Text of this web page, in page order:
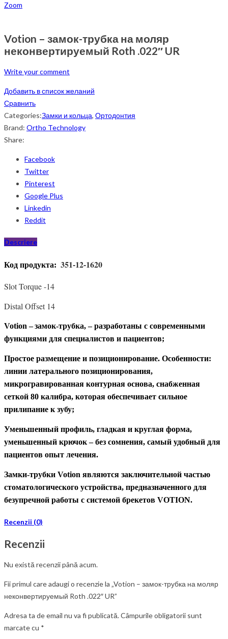
Zoom
Votion – замок-трубка на моляр
неконвертируемый Roth .022″ UR
Write your comment
Добавить в список желаний
Сравнить
Categories:Замки и кольца, Ортодонтия
Brand: Ortho Technology
Share:
Facebook
Twitter
Pinterest
Google Plus
Linkedin
Reddit
Descriere
Код продукта: 351-12-1620
Slot Torque -14
Distal Offset 14
Votion –замок-трубка,– разработаны с современными
функциями для специалистов и пациентов;
Простое размещение и позиционирование. Особенности:
линии латерального позиционирования,
микрогравированная контурная основа, снабженная
сеткой 80 калибра, которая обеспечивает сильное
прилипание к зубу;
Уменьшенный профиль, гладкая и круглая форма,
уменьшенный крючок– без сомнения, самый удобный для
пациентов опыт лечения.
Замки-трубки Votion являются заключительной частью
стоматологического устройства, предназначенного для
безупречной работы с системой брекетов VOTION.
Recenzii (0)
Recenzii
Nu există recenzii până acum.
Fii primul care adaugi o recenzie la „Votion – замок-трубка на моляр
неконвертируемый Roth .022″ UR”
Adresa ta de email nu va fi publicată.Câmpurile obligatorii sunt
marcate cu *